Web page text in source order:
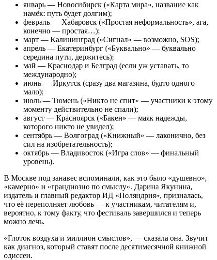
январь — Новосибирск («Карта мира», название как
намёк: путь будет долгим);
февраль — Хабаровск («Простая неформальность», ага,
конечно — простая…);
март — Калининград («Сигнал» — возможно, SOS);
апрель — Екатеринбург («Буквально» — буквально
середина пути, держитесь);
май — Краснодар и Белград (если уж уставать, то
международно);
июнь — Иркутск (сразу два магазина, будто одного
мало);
июль — Тюмень («Никто не спит» — участники к этому
моменту действительно не спали);
август — Красноярск («Бакен» — маяк надежды,
которого никто не увидел);
сентябрь — Волгоград («Книжный» — лаконично, без
сил на изобретательность);
октябрь — Владивосток («Игра слов» — финальный
уровень).
В Москве под занавес вспоминали, как это было «душевно»,
«камерно» и «грандиозно по смыслу». Дарина Якунина,
издатель и главный редактор ИД «Поляндрия», призналась,
что её переполняет любовь — к участникам, читателям и,
вероятно, к тому факту, что фестиваль завершился и теперь
можно лечь.
«Глоток воздуха и миллион смыслов», — сказала она. Звучит
как диагноз, который ставят после десятимесячной книжной
одиссеи.